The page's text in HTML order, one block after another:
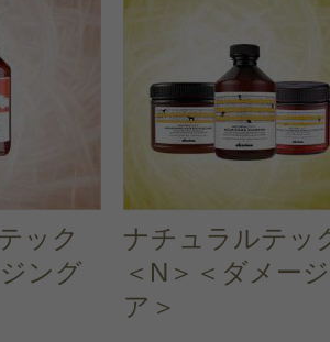
スメのレビューを書いて
クチコミを投稿する
様は、
マイページの「購
コミ投稿すると1 商品に
レゼント！
ック
ング
ナチュラルテッ
＜N＞＜ダメー
ア＞